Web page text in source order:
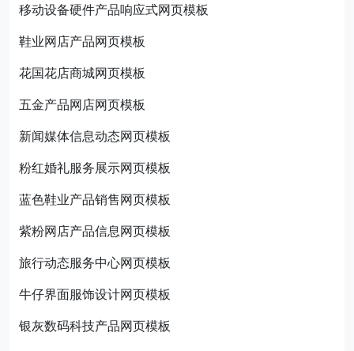
移动设备硬件产品响应式网页模板
鞋业网店产品网页模板
花国花店商城网页模板
五金产品网店网页模板
新闻媒体信息动态网页模板
粉红婚礼服务展示网页模板
蓝色鞋业产品销售网页模板
紫粉网店产品信息网页模板
旅行动态服务中心网页模板
牛仔界面服饰设计网页模板
银灰数码科技产品网页模板